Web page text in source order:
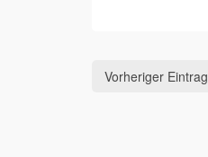
Vorheriger Eintrag